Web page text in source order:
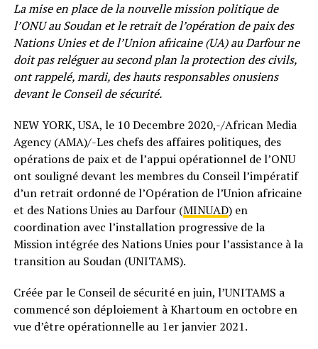
La mise en place de la nouvelle mission politique de
l’ONU au Soudan et le retrait de l’opération de paix des
Nations Unies et de l’Union africaine (UA) au Darfour ne
doit pas reléguer au second plan la protection des civils,
ont rappelé, mardi, des hauts responsables onusiens
devant le Conseil de sécurité.
NEW YORK, USA, le 10 Decembre 2020,-/African Media
Agency (AMA)/-Les chefs des affaires politiques, des
opérations de paix et de l’appui opérationnel de l’ONU
ont souligné devant les membres du Conseil l’impératif
d’un retrait ordonné de l’Opération de l’Union africaine
et des Nations Unies au Darfour (MINUAD) en
coordination avec l’installation progressive de la
Mission intégrée des Nations Unies pour l’assistance à la
transition au Soudan (UNITAMS).
Créée par le Conseil de sécurité en juin, l’UNITAMS a
commencé son déploiement à Khartoum en octobre en
vue d’être opérationnelle au 1er janvier 2021.